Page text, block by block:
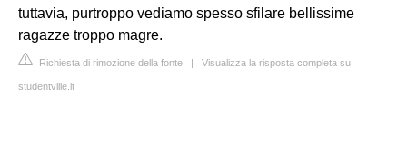
tuttavia, purtroppo vediamo spesso sfilare bellissime
ragazze troppo magre.
Richiesta di rimozione della fonte | Visualizza la risposta completa su
studentville.it